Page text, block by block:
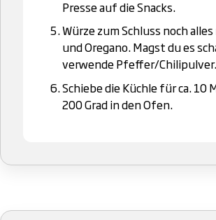
Presse auf die Snacks.
Würze zum Schluss noch
und Oregano. Magst du es
verwende Pfeffer/Chilipulver.
Schiebe die Küchle für ca. 10
200 Grad in den Ofen.